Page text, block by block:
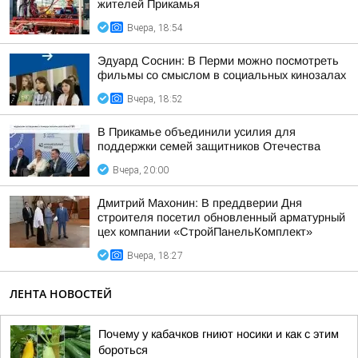
жителей Прикамья
Вчера, 18:54
Эдуард Соснин: В Перми можно посмотреть
фильмы со смыслом в социальных кинозалах
Вчера, 18:52
В Прикамье объединили усилия для
поддержки семей защитников Отечества
Вчера, 20:00
Дмитрий Махонин: В преддверии Дня
строителя посетил обновленный арматурный
цех компании «СтройПанельКомплект»
Вчера, 18:27
ЛЕНТА НОВОСТЕЙ
Почему у кабачков гниют носики и как с этим
бороться